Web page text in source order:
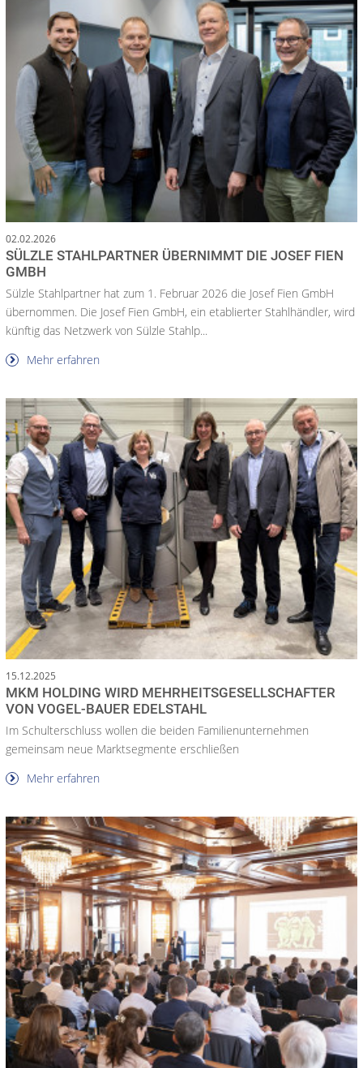
02.02.2026
SÜLZLE STAHLPARTNER ÜBERNIMMT DIE JOSEF FIEN
GMBH
Sülzle Stahlpartner hat zum 1. Februar 2026 die Josef Fien GmbH
übernommen. Die Josef Fien GmbH, ein etablierter Stahlhändler, wird
künftig das Netzwerk von Sülzle Stahlp...
Mehr erfahren
15.12.2025
MKM HOLDING WIRD MEHRHEITSGESELLSCHAFTER
VON VOGEL-BAUER EDELSTAHL
Im Schulterschluss wollen die beiden Familienunternehmen
gemeinsam neue Marktsegmente erschließen
Mehr erfahren